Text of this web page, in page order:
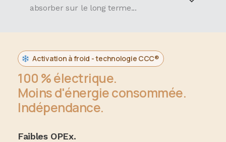
absorber sur le long terme...
Activation à froid - technologie CCC®
100 % électrique.
Moins d'énergie consommée.
Indépendance.
Faibles OPEx.